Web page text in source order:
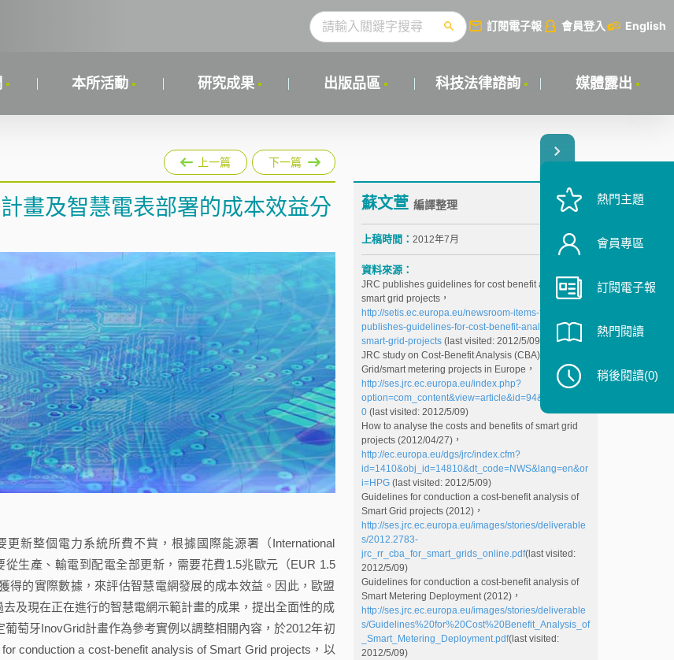
訂閱電子報 會員登入 English
本所活動 研究成果 出版品區 科技法律諮詢 媒體露出
上一篇 下一篇
畫及智慧電表部署的成本效益分
整個電力系統所費不貲，根據國際能源署（International
生產、輸電到配電全部更新，需要花費1.5兆歐元（EUR 1.5
得的實際數據，來評估智慧電網發展的成本效益。因此，歐盟
及現在正在進行的智慧電網示範計畫的成果，提出全面性的成
萄牙InovGrid計畫作為參考實例以調整相關內容，於2012年初
conduction a cost-benefit analysis of Smart Grid projects，以
蘇文萱 編譯整理
上稿時間： 2012年7月
資料來源：
JRC publishes guidelines for cost benefit analysis of
smart grid projects，
http://setis.ec.europa.eu/newsroom-items-folder/jrc-
publishes-guidelines-for-cost-benefit-analysis-of-
smart-grid-projects(last visited: 2012/5/09)
JRC study on Cost-Benefit Analysis (CBA) of Smart
Grid/smart metering projects in Europe，
http://ses.jrc.ec.europa.eu/index.php?
option=com_content&view=article&id=94&Itemid=14
0 (last visited: 2012/5/09)
How to analyse the costs and benefits of smart grid
projects (2012/04/27)，
http://ec.europa.eu/dgs/jrc/index.cfm?
id=1410&obj_id=14810&dt_code=NWS&lang=en&or
i=HPG (last visited: 2012/5/09)
Guidelines for conduction a cost-benefit analysis of
Smart Grid projects (2012)，
http://ses.jrc.ec.europa.eu/images/stories/deliverable
s/2012.2783-
jrc_rr_cba_for_smart_grids_online.pdf(last visited:
2012/5/09)
Guidelines for conduction a cost-benefit analysis of
Smart Metering Deployment (2012)，
http://ses.jrc.ec.europa.eu/images/stories/deliverable
s/Guidelines%20for%20Cost%20Benefit_Analysis_of
_Smart_Metering_Deployment.pdf(last visited:
2012/5/09)
熱門主題
會員專區
訂閱電子報
熱門閱讀
稍後閱讀(0)